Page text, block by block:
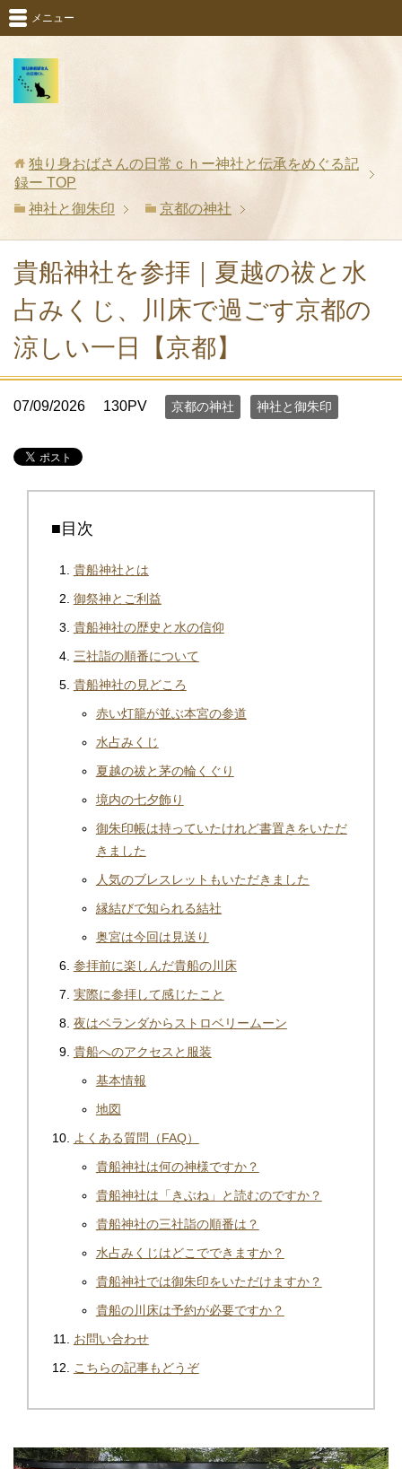
メニュー
独り身おばさんの日常ｃｈー神社と伝承をめぐる記
録ー TOP
神社と御朱印
京都の神社
貴船神社を参拝｜夏越の祓と水
占みくじ、川床で過ごす京都の
涼しい一日【京都】
07/09/2026 130PV 京都の神社 神社と御朱印
■目次
貴船神社とは
御祭神とご利益
貴船神社の歴史と水の信仰
三社詣の順番について
貴船神社の見どころ
赤い灯籠が並ぶ本宮の参道
水占みくじ
夏越の祓と茅の輪くぐり
境内の七夕飾り
御朱印帳は持っていたけれど書置きをいただ
きました
人気のブレスレットもいただきました
縁結びで知られる結社
奥宮は今回は見送り
参拝前に楽しんだ貴船の川床
実際に参拝して感じたこと
夜はベランダからストロベリームーン
貴船へのアクセスと服装
基本情報
地図
よくある質問（FAQ）
貴船神社は何の神様ですか？
貴船神社は「きぶね」と読むのですか？
貴船神社の三社詣の順番は？
水占みくじはどこでできますか？
貴船神社では御朱印をいただけますか？
貴船の川床は予約が必要ですか？
お問い合わせ
こちらの記事もどうぞ